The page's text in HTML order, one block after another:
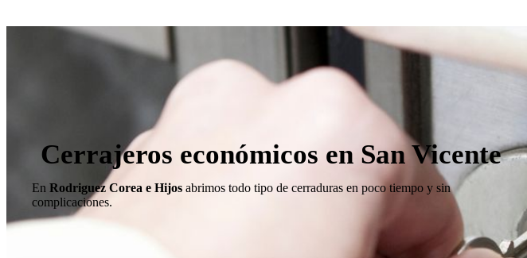
Cerrajeros económicos en San Vicente
En Rodriguez Corea e Hijos abrimos todo tipo de cerraduras en poco tiempo y sin
complicaciones.